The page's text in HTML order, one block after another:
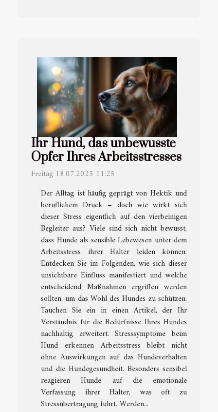
Ihr Hund, das unbewusste
Opfer Ihres Arbeitsstresses
Freitag 18.07.2025 11:25
Der Alltag ist häufig geprägt von Hektik und
beruflichem Druck – doch wie wirkt sich
dieser Stress eigentlich auf den vierbeinigen
Begleiter aus? Viele sind sich nicht bewusst,
dass Hunde als sensible Lebewesen unter dem
Arbeitsstress ihrer Halter leiden können.
Entdecken Sie im Folgenden, wie sich dieser
unsichtbare Einfluss manifestiert und welche
entscheidend Maßnahmen ergriffen werden
sollten, um das Wohl des Hundes zu schützen.
Tauchen Sie ein in einen Artikel, der Ihr
Verständnis für die Bedürfnisse Ihres Hundes
nachhaltig erweitert. Stresssymptome beim
Hund erkennen Arbeitsstress bleibt nicht
ohne Auswirkungen auf das Hundeverhalten
und die Hundegesundheit. Besonders sensibel
reagieren Hunde auf die emotionale
Verfassung ihrer Halter, was oft zu
Stressübertragung führt. Werden...